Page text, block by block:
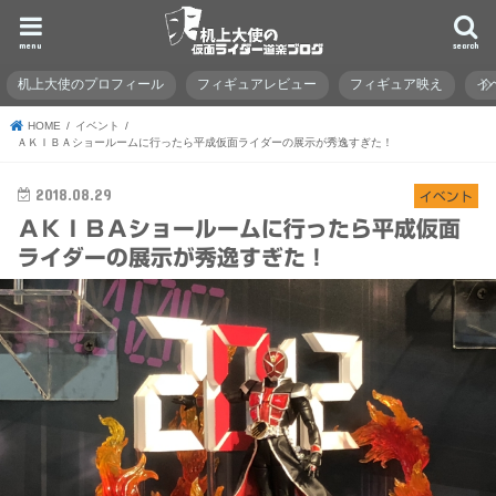
search
menu
机上大使のプロフィール フィギュアレビュー フィギュア映え イ
HOME
イベント
ＡＫＩＢＡショールームに行ったら平成仮面ライダーの展示が秀逸すぎた！
イベント
2018.08.29
ＡＫＩＢＡショールームに行ったら平成仮面
ライダーの展示が秀逸すぎた！